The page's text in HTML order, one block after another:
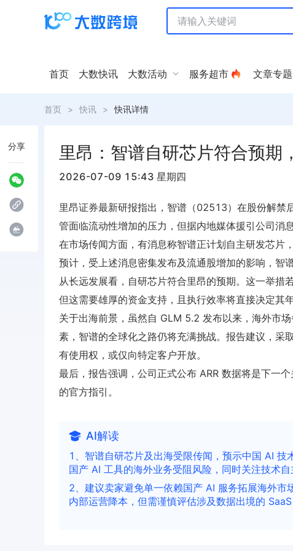
首页 大数快讯 大数活动 服务超市 文章专题
首页 > 快讯 > 快讯详情
分享 里昂：智谱自研芯片符合预期
2026-07-09 15:43 星期四
里昂证券最新研报指出，智谱（02513）在股份解
管面临流动性增加的压力，但据内地媒体援引公司消
在市场传闻方面，有消息称智谱正计划自主研发芯片
预计，受上述消息密集发布及流通股增加的影响，智
从长远发展看，自研芯片符合里昂的预期。这一举措
但这需要雄厚的资金支持，且执行效率将直接决定其
关于出海前景，虽然自 GLM 5.2 发布以来，海外市
素，智谱的全球化之路仍将充满挑战。报告建议，采
有使用权，或仅向特定客户开放。
最后，报告强调，公司正式公布 ARR 数据将是下一
的官方指引。
AI解读
1、智谱自研芯片及出海受限传闻，预示中国 AI
国产 AI 工具的海外业务受阻风险，同时关注技术自
2、建议卖家避免单一依赖国产 AI 服务拓展海外
内部运营降本，但需谨慎评估涉及数据出境的